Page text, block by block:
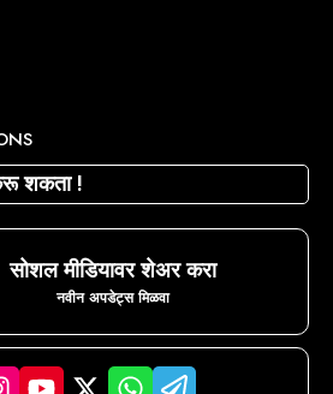
शकता !
सोशल मीडियावर शेअर करा
नवीन अपडेट्स मिळवा